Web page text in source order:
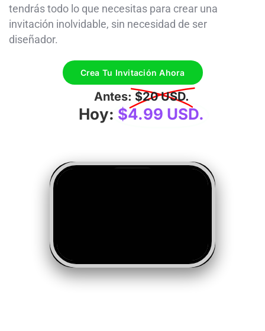
tendrás todo lo que necesitas para crear una
invitación inolvidable, sin necesidad de ser
diseñador.
Crea Tu Invitación Ahora
Antes: $20 USD.
Hoy: $4.99 USD.